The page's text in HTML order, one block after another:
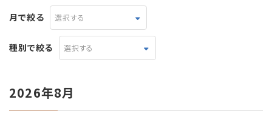
月で絞る 選択する
種別で絞る 選択する
2026年8月